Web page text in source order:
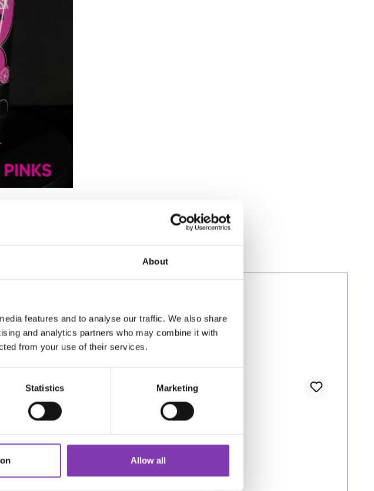
About
features and to analyse our traffic. We also share
and analytics partners who may combine it with
from your use of their services.
Statistics Marketing
Allow all